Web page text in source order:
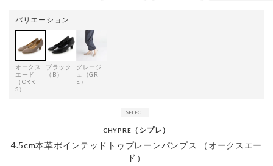
バリエーション
オークス
エード
（ORK
S）
ブラック
（B）
グレージ
ュ（GR
E）
CHYPRE （シプレ）
4.5cm本革ポインテッドトゥプレーンパンプス （オークスエー
ド）